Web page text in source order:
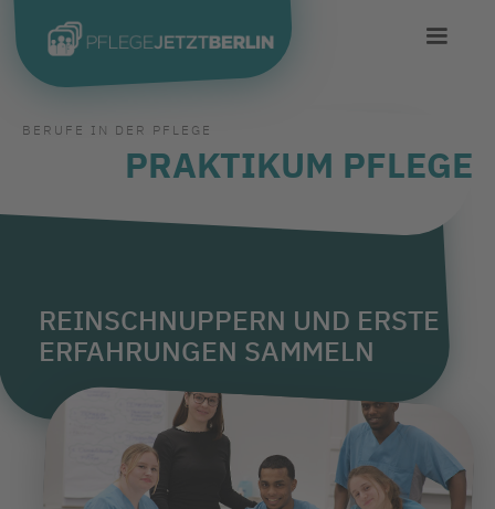
BERUFE IN DER PFLEGE
PRAKTIKUM PFLEGE
REINSCHNUPPERN UND ERSTE
ERFAHRUNGEN SAMMELN